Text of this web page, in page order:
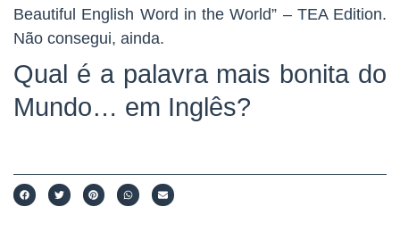
Beautiful English Word in the World” – TEA Edition.
Não consegui, ainda.
Qual é a palavra mais bonita do
Mundo… em Inglês?